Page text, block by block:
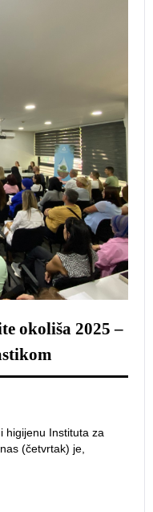
okoliša 2025 –
higijenu Instituta za
(četvrtak) je,